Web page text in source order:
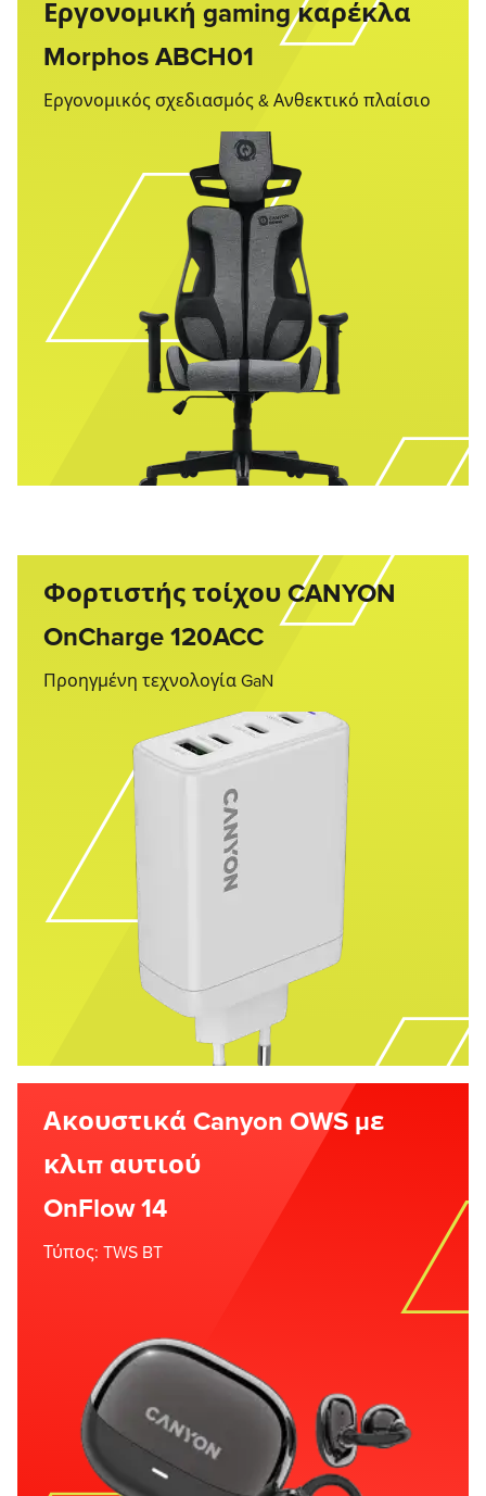
Εργονομική gaming καρέκλα
Morphos ABCH01
Εργονομικός σχεδιασμός & Ανθεκτικό πλαίσιο
Φορτιστής τοίχου CANYON
OnCharge 120ACC
Προηγμένη τεχνολογία GaN
Ακουστικά Canyon OWS με
κλιπ αυτιού
OnFlow 14
Τύπος: TWS BT